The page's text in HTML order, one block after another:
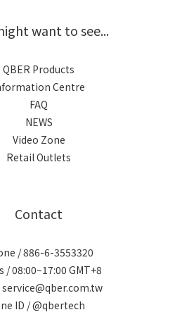
want to see...
QBER Products
Centre
FAQ
NEWS
Video Zone
Retail Outlets
Contact
/ 886-6-3553320
/ 08:00~17:00 GMT+8
service@qber.com.tw
ID /@qbertech